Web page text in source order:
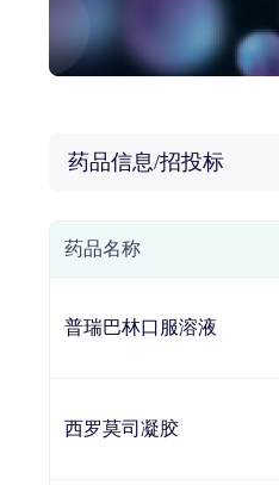
药品信息/招投标
药品名称
普瑞巴林口服溶液
西罗莫司凝胶